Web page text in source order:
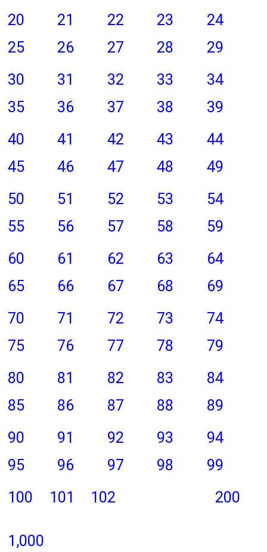
20
21 22 23
24
25
26 27 28
29
30
31 32 33
34
35
36 37 38
39
40
41 42 43
44
45
46 47 48
49
50
51 52 53
54
55
56 57 58
59
60
61 62 63
64
65
66 67 68
69
70
71 72 73
74
75
76 77 78
79
80
81 82 83
84
85
86 87 88
89
90
91 92 93
94
95
96 97 98
99
100
101 102 200
1,000